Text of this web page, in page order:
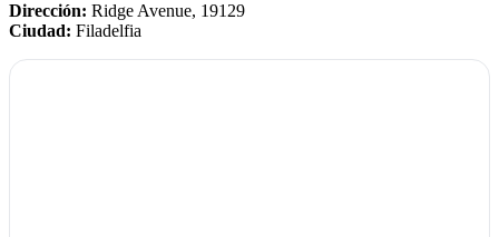
Dirección: Ridge Avenue, 19129
Ciudad: Filadelfia